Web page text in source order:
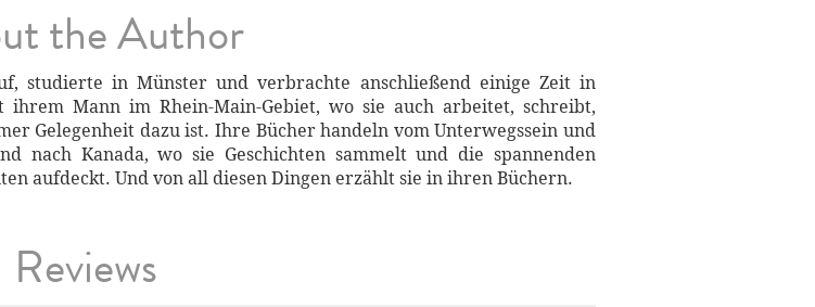
the Author
studierte in Münster und verbrachte anschließend einige Zeit in
Mann im Rhein-Main-Gebiet, wo sie auch arbeitet, schreibt,
Gelegenheit dazu ist. Ihre Bücher handeln vom Unterwegssein und
nach Kanada, wo sie Geschichten sammelt und die spannenden
aufdeckt. Und von all diesen Dingen erzählt sie in ihren Büchern.
Reviews